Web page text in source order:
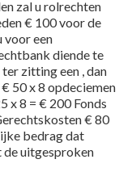
zal u rolrechten
€ 100 voor de
voor een
diende te
zitting een , dan
50 x 8 opdeciemen
x 8 = € 200 Fonds
€ 80
bedrag dat
uitgesproken